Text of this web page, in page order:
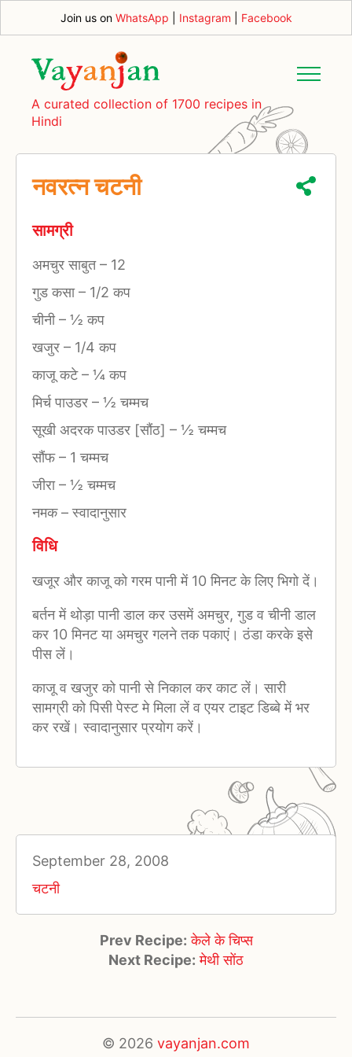
Join us on WhatsApp Instagram Facebook
A curated collection of 1700 recipes in
Hindi
नवरत्न चटनी
सामग्री
अमचुर साबुत– 12
गुड कसा– 1/2 कप
चीनी– ½ कप
खजुर – 1/4 कप
काजू कटे– ¼ कप
मिर्च पाउडर – ½ चम्मच
सूखी अदरक पाउडर [सौंठ] – ½ चम्मच
सौंफ– 1 चम्मच
जीरा– ½ चम्मच
नमक–स्वादानुसार
विधि
खजूर और काजू को गरम पानी में 10 मिनट के लिए भिगो दें।
बर्तन में थोड़ा पानी डाल कर उसमें अमचुर, गुड व चीनी डाल
कर 10 मिनट या अमचुर गलने तक पकाएं। ठंडा करके इसे
पीस लें।
काजू व खजुर को पानी से निकाल कर काट लें। सारी
सामग्री को पिसी पेस्ट मे मिला लें व एयर टाइट डिब्बे में भर
कर रखें। स्वादानुसार प्रयोग करें।
September 28, 2008
चटनी
Prev Recipe: केले के चिप्स
Next Recipe: मेथी सोंठ
© 2026 vayanjan.com